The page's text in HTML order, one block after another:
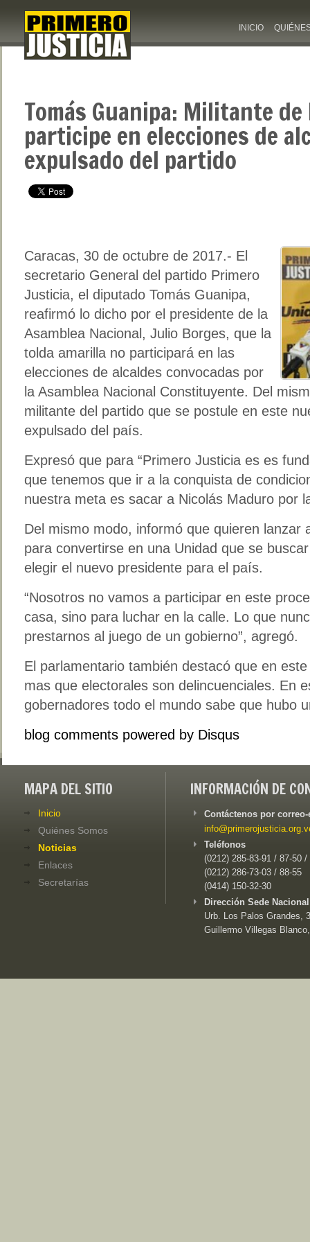
INICIO
Tomás Guanipa: Militante de
participe en elecciones de
expulsado del partido
Caracas, 30 de octubre de 2017.- El
secretario General del partido Primero
Justicia, el diputado Tomás Guanipa,
reafirmó lo dicho por el presidente de la
Asamblea Nacional, Julio Borges, que la
tolda amarilla no participará en las
elecciones de alcaldes convocadas por
la Asamblea Nacional Constituyente. Del
militante del partido que se postule en este
expulsado del país.
Expresó que para “Primero Justicia es es
que tenemos que ir a la conquista de
nuestra meta es sacar a Nicolás Maduro por
Del mismo modo, informó que quieren lanzar
para convertirse en una Unidad que se
elegir el nuevo presidente para el país.
“Nosotros no vamos a participar en este
casa, sino para luchar en la calle. Lo que
prestarnos al juego de un gobierno”, agregó.
El parlamentario también destacó que en
mas que electorales son delincuenciales. En
gobernadores todo el mundo sabe que hubo
blog comments powered by Disqus
MAPA DEL SITIO
Inicio
Quiénes Somos
Noticias
Enlaces
Secretarías
INFORMACIÓN DE
Contáctenos por
Teléfonos
(0212) 285-83-91 / 87-50 /
(0212) 286-73-03 / 88-55
(0414) 150-32-30
Dirección Sede
Urb. Los Palos Grandes,
Guillermo Villegas